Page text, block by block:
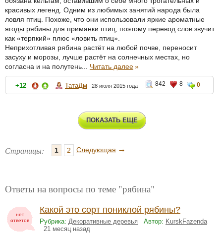
красивых легенд. Одним из любимых занятий народа была
ловля птиц. Похоже, что они использовали яркие ароматные
ягоды рябины для приманки птиц, поэтому перевод слов звучит
как «терпкий» плюс «ловить птиц».
Неприхотливая рябина растёт на любой почве, переносит
засуху и морозы, лучше растёт на солнечных местах, но
согласна и на полутень... Читать далее»
+12 ТатаДм 28 июля 2015 года 842 8 0
ПОКАЗАТЬ ЕЩЕ
Страницы: 1 2 Следующая →
Ответы на вопросы по теме "рябина"
нет
ответов
Какой это сорт пониклой рябины?
Рубрика: Декоративные деревья Автор: KurskFazenda
21 месяц назад